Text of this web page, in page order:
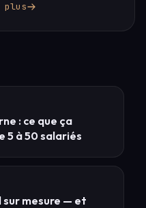
plus
: ce que ça
5 à 50 salariés
sur mesure — et